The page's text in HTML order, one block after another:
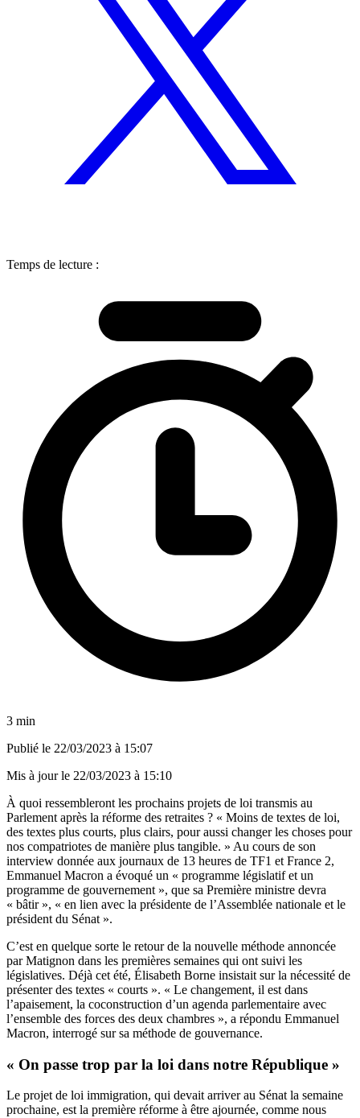
Temps de lecture :
3 min
Publié le 22/03/2023 à 15:07
Mis à jour le 22/03/2023 à 15:10
À quoi ressembleront les prochains projets de loi transmis au
Parlement après la réforme des retraites ? « Moins de textes de loi,
des textes plus courts, plus clairs, pour aussi changer les choses pour
nos compatriotes de manière plus tangible. » Au cours de son
interview donnée aux journaux de 13 heures de TF1 et France 2,
Emmanuel Macron a évoqué un « programme législatif et un
programme de gouvernement », que sa Première ministre devra
« bâtir », « en lien avec la présidente de l’Assemblée nationale et le
président du Sénat ».
C’est en quelque sorte le retour de la nouvelle méthode annoncée
par Matignon dans les premières semaines qui ont suivi les
législatives. Déjà cet été, Élisabeth Borne insistait sur la nécessité de
présenter des textes « courts ». « Le changement, il est dans
l’apaisement, la coconstruction d’un agenda parlementaire avec
l’ensemble des forces des deux chambres », a répondu Emmanuel
Macron, interrogé sur sa méthode de gouvernance.
« On passe trop par la loi dans notre République »
Le projet de loi immigration, qui devait arriver au Sénat la semaine
prochaine, est la première réforme à être ajournée, comme nous